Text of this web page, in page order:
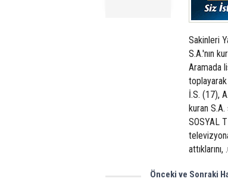
Sakinleri
S.A.'nın
Aramada
toplayarak
İ.S. (17),
kuran
SOSYAL
Önceki ve Sonraki